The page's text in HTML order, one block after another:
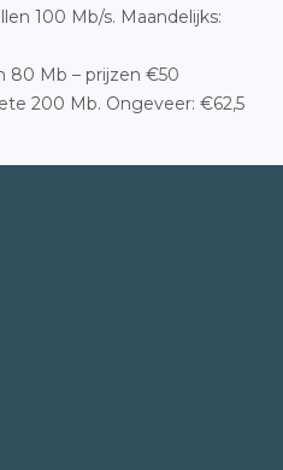
100 Mb/s. Maandelijks:
80 Mb – prijzen €50
200 Mb. Ongeveer: €62,5